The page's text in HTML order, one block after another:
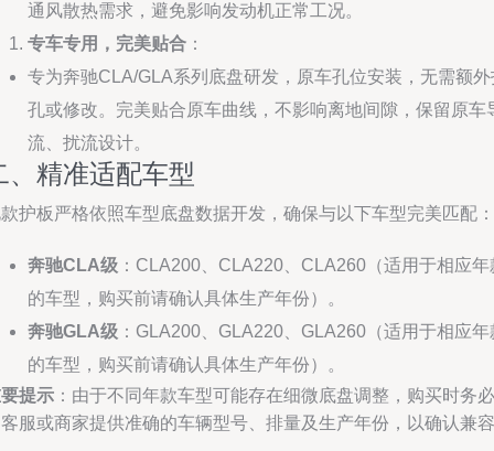
通风散热需求，避免影响发动机正常工况。
专车专用，完美贴合 ：
专为奔驰CLA/GLA系列底盘研发，原车孔位安装，无需额外
孔或修改。完美贴合原车曲线，不影响离地间隙，保留原车
流、扰流设计。
、精准适配车型
护板严格依照车型底盘数据开发，确保与以下车型完美匹配：
奔驰CLA级 ：CLA200、CLA220、CLA260（适用于相应年
的车型，购买前请确认具体生产年份）。
奔驰GLA级 ：GLA200、GLA220、GLA260（适用于相应年
的车型，购买前请确认具体生产年份）。
提示 ：由于不同年款车型可能存在细微底盘调整，购买时务必
服或商家提供准确的车辆型号、排量及生产年份，以确认兼容